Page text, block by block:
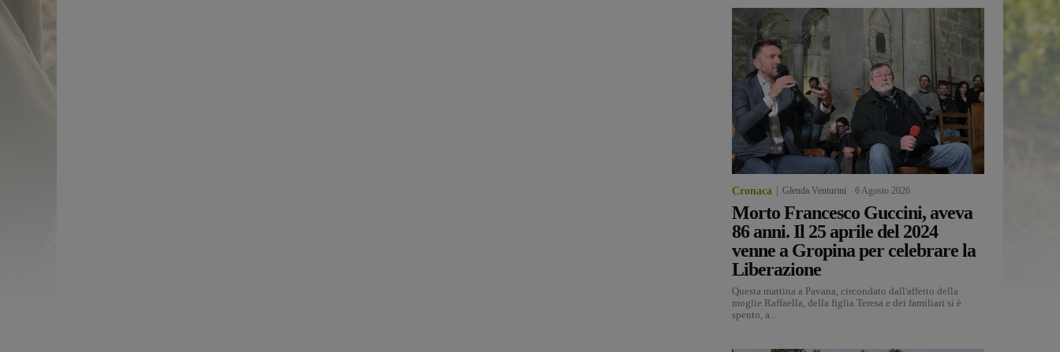
Cronaca Glenda Venturini 6 Agosto 2026
Morto Francesco Guccini, aveva
86 anni. Il 25 aprile del 2024
venne a Gropina per celebrare la
Liberazione
Questa mattina a Pavana, circondato dall'affetto della
moglie Raffaella, della figlia Teresa e dei familiari si è
spento, a...